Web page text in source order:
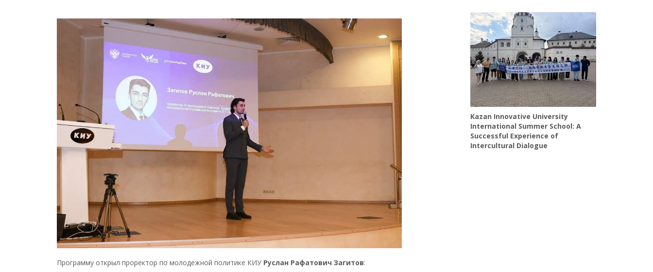
Программу открыл проректор по молодежной политике КИУ Руслан Рафатович Загитов:
Kazan Innovative University
International Summer School: A
Successful Experience of
Intercultural Dialogue